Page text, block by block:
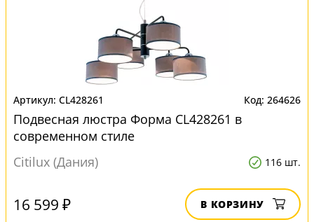
CL428261 264626
Подвесная люстра Форма CL428261 в
современном стиле
Citilux (Дания)
116 шт.
16 599 ₽ В КОРЗИНУ